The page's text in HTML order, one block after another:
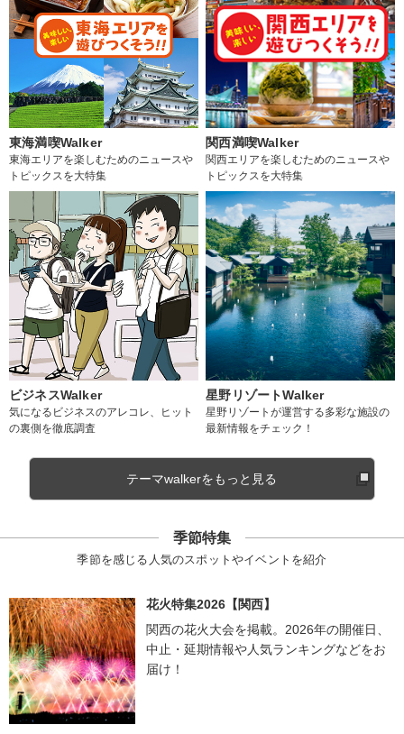
東海満喫Walker
東海エリアを楽しむためのニュースや
トピックスを大特集
関西満喫Walker
関西エリアを楽しむためのニュースや
トピックスを大特集
ビジネスWalker
気になるビジネスのアレコレ、ヒット
の裏側を徹底調査
星野リゾートWalker
星野リゾートが運営する多彩な施設の
最新情報をチェック！
テーマwalkerをもっと見る
季節特集
季節を感じる人気のスポットやイベントを紹介
花火特集2026【関西】
関西の花火大会を掲載。2026年の開催日、
中止・延期情報や人気ランキングなどをお
届け！